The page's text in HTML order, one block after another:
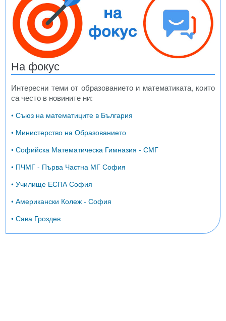
На фокус
Интересни теми от образованието и математиката, които
са често в новините ни:
• Съюз на математиците в България
• Министерство на Образованието
• Софийска Математическа Гимназия - СМГ
• ПЧМГ - Първа Частна МГ София
• Училище ЕСПА София
• Американски Колеж - София
• Сава Гроздев